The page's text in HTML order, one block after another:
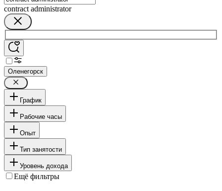
contract administrator
Оленегорск
График
Рабочие часы
Опыт
Тип занятости
Уровень дохода
Ещё фильтры